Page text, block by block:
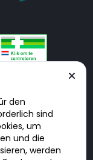
ist ausdrücklich
oder
Informationen zu
beinhalten
der in Ihrem Land
sind Sie als Nutzer
auf Doktorabc durch
den
sind
um
und die
werden